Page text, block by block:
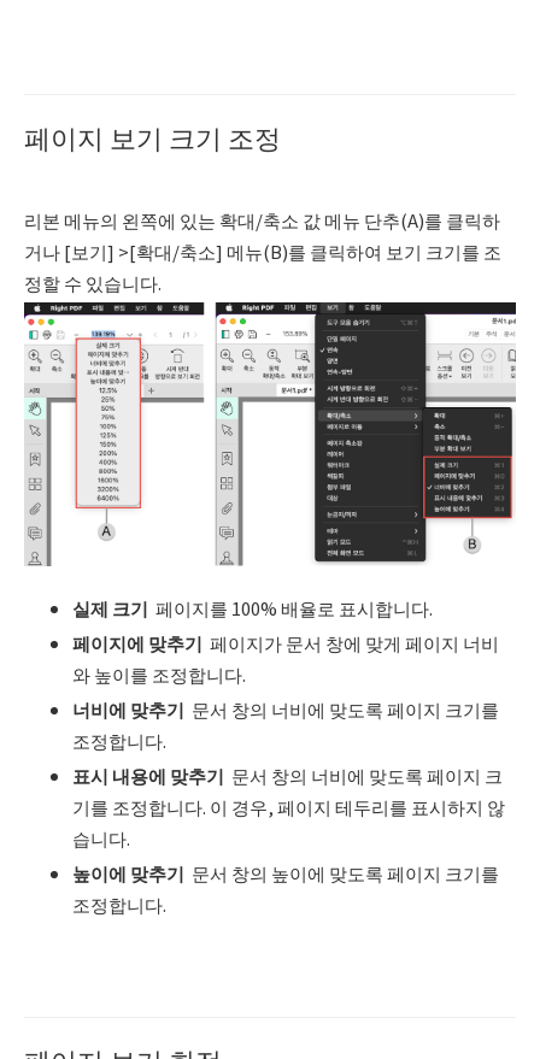
페이지 보기 크기 조정
리본 메뉴의 왼쪽에 있는 확대/축소 값 메뉴 단추(A)를 클릭하
거나 [보기] >[확대/축소] 메뉴(B)를 클릭하여 보기 크기를 조
정할 수 있습니다.
실제 크기 페이지를 100% 배율로 표시합니다.
페이지에 맞추기 페이지가 문서 창에 맞게 페이지 너비
와 높이를 조정합니다.
너비에 맞추기 문서 창의 너비에 맞도록 페이지 크기를
조정합니다.
표시 내용에 맞추기 문서 창의 너비에 맞도록 페이지 크
기를 조정합니다. 이 경우, 페이지 테두리를 표시하지 않
습니다.
높이에 맞추기 문서 창의 높이에 맞도록 페이지 크기를
조정합니다.